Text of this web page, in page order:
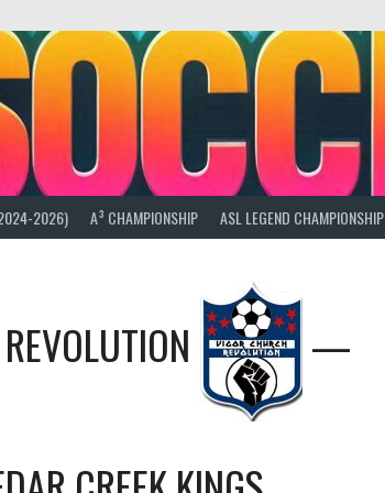
2026) A³ CHAMPIONSHIP ASL LEGEND CHAMPIONSHIP
—